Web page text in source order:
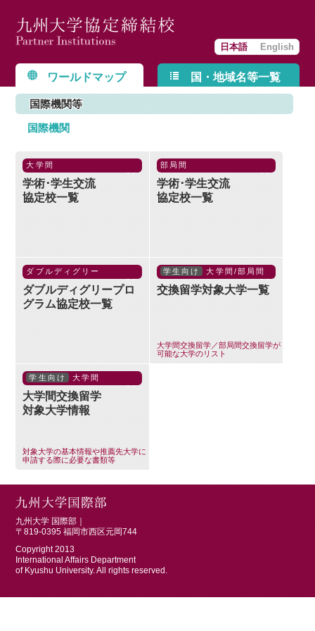
日本語 English
ワールドマップ 国・地域名等一覧
国際機関等
国際機関
大学間
学術･学生交流
協定校一覧
部局間
学術･学生交流
協定校一覧
ダブルディグリー
ダブルディグリープロ
グラム協定校一覧
学生向け 大学間/部局間
交換留学対象大学一覧
大学間交換留学／部局間交換留学が
可能な大学のリスト
学生向け 大学間
大学間交換留学
対象大学情報
対象大学の基本情報や推薦先大学に
申請する際に必要な書類等
九州大学 国際部｜
〒819-0395 福岡市西区元岡744
Copyright 2013
International Affairs Department
of Kyushu University. All rights reserved.